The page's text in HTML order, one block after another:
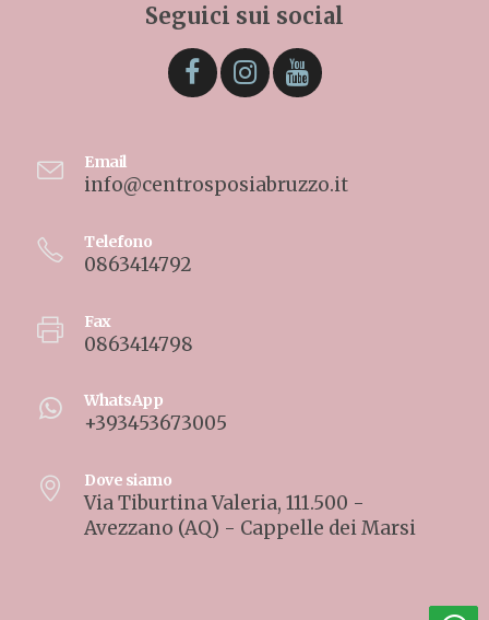
Seguici sui social
Email
info@centrosposiabruzzo.it
Telefono
0863414792
Fax
0863414798
WhatsApp
+393453673005
Dove siamo
Via Tiburtina Valeria, 111.500 -
Avezzano (AQ) - Cappelle dei Marsi